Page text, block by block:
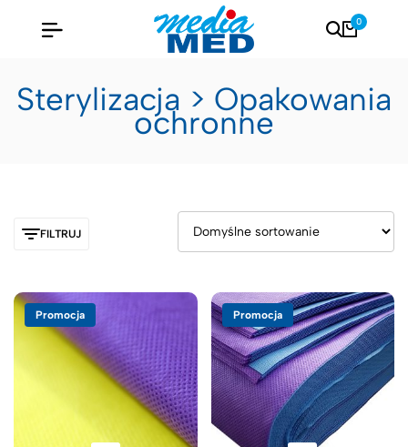
0
Sterylizacja > Opakowania
ochronne
FILTRUJ
Promocja Promocja